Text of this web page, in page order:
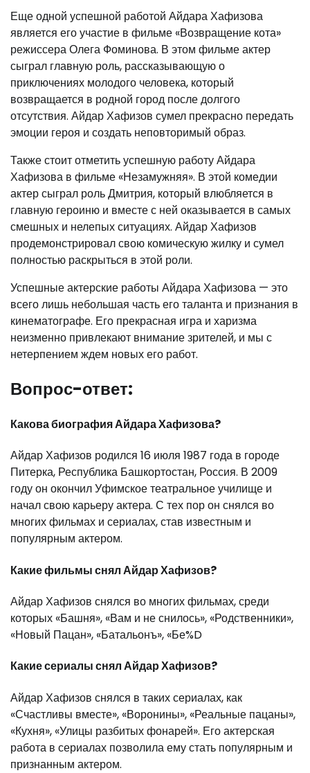
Еще одной успешной работой Айдара Хафизова
является его участие в фильме «Возвращение кота»
режиссера Олега Фоминова. В этом фильме актер
сыграл главную роль, рассказывающую о
приключениях молодого человека, который
возвращается в родной город после долгого
отсутствия. Айдар Хафизов сумел прекрасно передать
эмоции героя и создать неповторимый образ.
Также стоит отметить успешную работу Айдара
Хафизова в фильме «Незамужняя». В этой комедии
актер сыграл роль Дмитрия, который влюбляется в
главную героиню и вместе с ней оказывается в самых
смешных и нелепых ситуациях. Айдар Хафизов
продемонстрировал свою комическую жилку и сумел
полностью раскрыться в этой роли.
Успешные актерские работы Айдара Хафизова — это
всего лишь небольшая часть его таланта и признания в
кинематографе. Его прекрасная игра и харизма
неизменно привлекают внимание зрителей, и мы с
нетерпением ждем новых его работ.
Вопрос-ответ:
Какова биография Айдара Хафизова?
Айдар Хафизов родился 16 июля 1987 года в городе
Питерка, Республика Башкортостан, Россия. В 2009
году он окончил Уфимское театральное училище и
начал свою карьеру актера. С тех пор он снялся во
многих фильмах и сериалах, став известным и
популярным актером.
Какие фильмы снял Айдар Хафизов?
Айдар Хафизов снялся во многих фильмах, среди
которых «Башня», «Вам и не снилось», «Родственники»,
«Новый Пацан», «Батальонъ», «Бе%D
Какие сериалы снял Айдар Хафизов?
Айдар Хафизов снялся в таких сериалах, как
«Счастливы вместе», «Воронины», «Реальные пацаны»,
«Кухня», «Улицы разбитых фонарей». Его актерская
работа в сериалах позволила ему стать популярным и
признанным актером.